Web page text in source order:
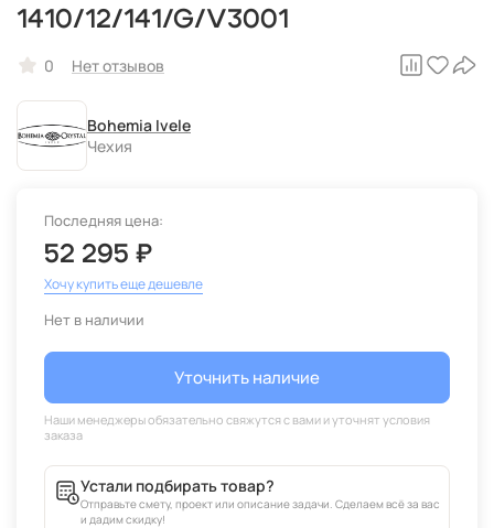
1410/12/141/G/V3001
0 Нет отзывов
Bohemia Ivele
Чехия
Последняя цена:
52 295 ₽
Хочу купить еще дешевле
Нет в наличии
Уточнить наличие
Устали подбирать товар?
Отправьте смету, проект или описание задачи. Сделаем всё за вас
и дадим скидку!